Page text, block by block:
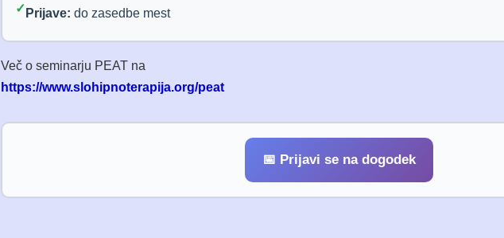
✓ Prijave: do zasedbe mest
Več o seminarju PEAT na
https://www.slohipnoterapija.org/peat
📅 Prijavi se na dogodek